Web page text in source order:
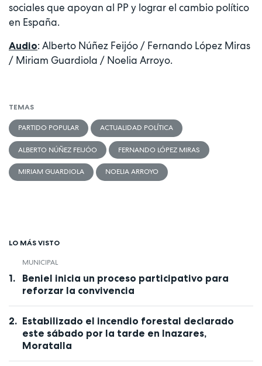
sociales que apoyan al PP y lograr el cambio político
en España.
Audio: Alberto Núñez Feijóo / Fernando López Miras
/ Miriam Guardiola / Noelia Arroyo.
TEMAS
PARTIDO POPULAR ACTUALIDAD POLÍTICA
ALBERTO NÚÑEZ FEIJÓO FERNANDO LÓPEZ MIRAS
MIRIAM GUARDIOLA NOELIA ARROYO
LO MÁS VISTO
MUNICIPAL
Beniel inicia un proceso participativo para
reforzar la convivencia
Estabilizado el incendio forestal declarado
este sábado por la tarde en Inazares,
Moratalla